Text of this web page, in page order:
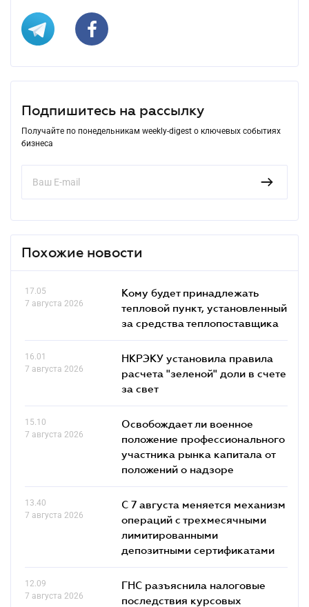
Подпишитесь на рассылку
Получайте по понедельникам weekly-digest о ключевых событиях
бизнеса
Похожие новости
17.05
7 августа 2026
Кому будет принадлежать
тепловой пункт, установленный
за средства теплопоставщика
16.01
7 августа 2026
НКРЭКУ установила правила
расчета "зеленой" доли в счете
за свет
15.10
7 августа 2026
Освобождает ли военное
положение профессионального
участника рынка капитала от
положений о надзоре
13.40
7 августа 2026
С 7 августа меняется механизм
операций с трехмесячными
лимитированными
депозитными сертификатами
12.09
7 августа 2026
ГНС разъяснила налоговые
последствия курсовых